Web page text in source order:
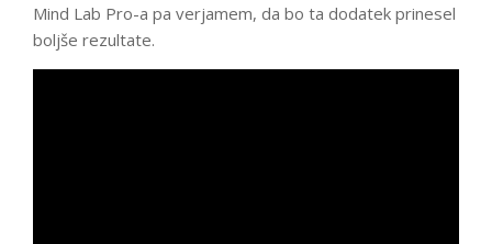
Mind Lab Pro-a pa verjamem, da bo ta dodatek prinesel
boljše rezultate.